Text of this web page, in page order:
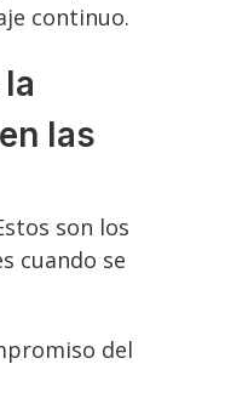
continuo.
las
son los
cuando se
del